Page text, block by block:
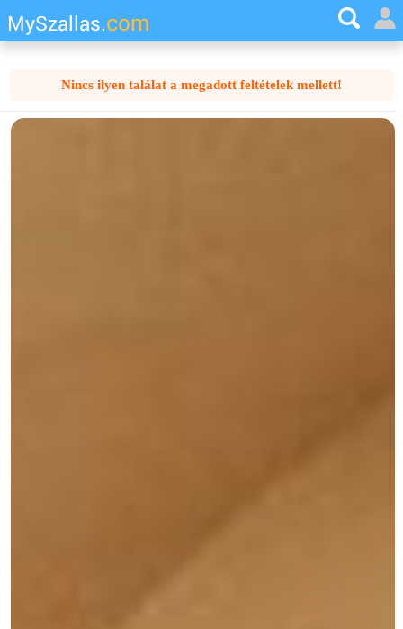
MySzallas.com
Nincs ilyen találat a megadott feltételek mellett!